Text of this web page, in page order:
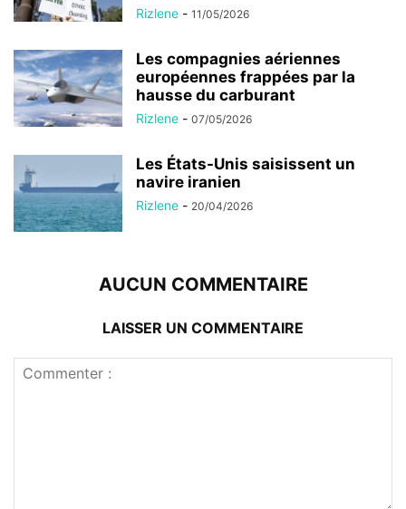
Rizlene - 11/05/2026
Les compagnies aériennes
européennes frappées par la
hausse du carburant
Rizlene - 07/05/2026
Les États-Unis saisissent un
navire iranien
Rizlene - 20/04/2026
AUCUN COMMENTAIRE
LAISSER UN COMMENTAIRE